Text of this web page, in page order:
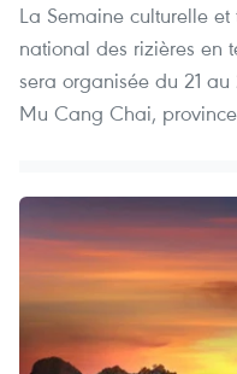
La Semaine culturelle
national des rizières en
sera organisée du 21
Mu Cang Chai,